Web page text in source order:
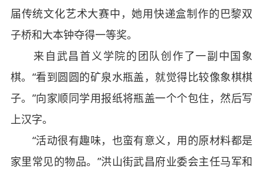
届传统文化艺术大赛中，她用快递盒制作的巴黎双
子桥和大本钟夺得一等奖。
来自武昌首义学院的团队创作了一副中国象
棋。“看到圆圆的矿泉水瓶盖，就觉得比较像象棋棋
子。”向家顺同学用报纸将瓶盖一个个包住，然后写
上汉字。
“活动很有趣味，也蛮有意义，用的原材料都是
家里常见的物品。”洪山街武昌府业委会主任马军和